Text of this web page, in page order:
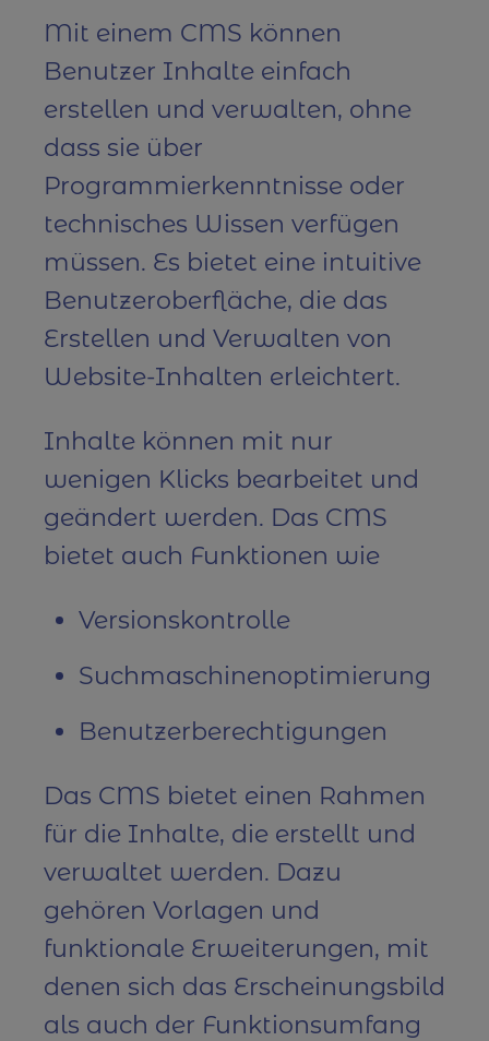
Mit einem CMS können
Benutzer Inhalte einfach
erstellen und verwalten, ohne
dass sie über
Programmierkenntnisse oder
technisches Wissen verfügen
müssen. Es bietet eine intuitive
Benutzeroberfläche, die das
Erstellen und Verwalten von
Website-Inhalten erleichtert.
Inhalte können mit nur
wenigen Klicks bearbeitet und
geändert werden. Das CMS
bietet auch Funktionen wie
Versionskontrolle
Suchmaschinenoptimierung
Benutzerberechtigungen
Das CMS bietet einen Rahmen
für die Inhalte, die erstellt und
verwaltet werden. Dazu
gehören Vorlagen und
funktionale Erweiterungen, mit
denen sich das Erscheinungsbild
als auch der Funktionsumfang